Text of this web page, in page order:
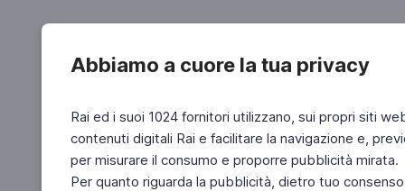
Abbiamo a cuore la tua privacy
Rai ed i suoi 1024 fornitori utilizzano, sui propri siti
contenuti digitali Rai e facilitare la navigazione e,
per misurare il consumo e proporre pubblicità mirata.
Per quanto riguarda la pubblicità, dietro tuo